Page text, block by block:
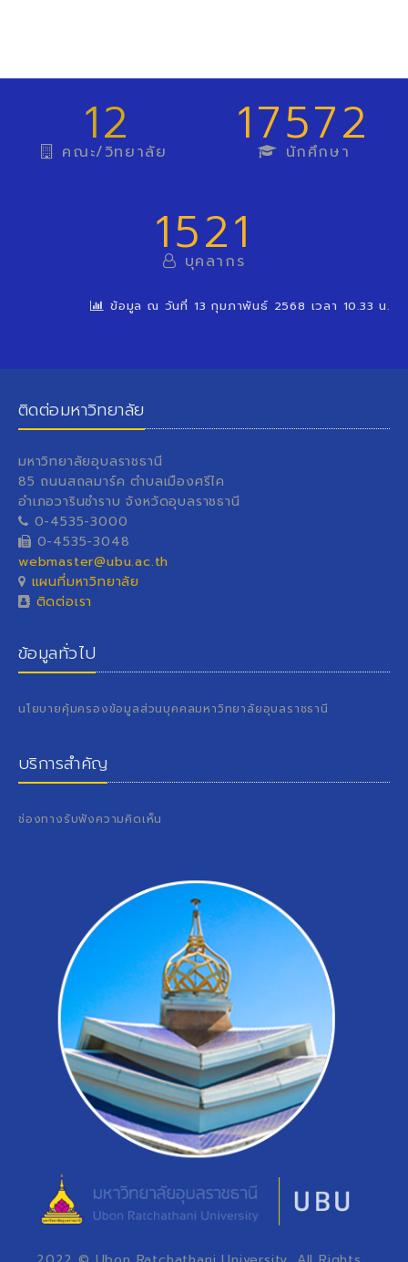
12
คณะ/วิทยาลัย 17572
นักศึกษา
1521
บุคลากร
ข้อมูล ณ วันที่ 13 กุมภาพันธ์ 2568 เวลา 10.33 น.
ติดต่อมหาวิทยาลัย
มหาวิทยาลัยอุบลราชธานี
85 ถนนสถลมาร์ค ตำบลเมืองศรีไค
อำเภอวารินชำราบ จังหวัดอุบลราชธานี
0-4535-3000
0-4535-3048
webmaster@ubu.ac.th
แผนที่มหาวิทยาลัย
ติดต่อเรา
ข้อมูลทั่วไป
นโยบายคุ้มครองข้อมูลส่วนบุคคลมหาวิทยาลัยอุบลราชธานี
บริการสำคัญ
ช่องทางรับฟังความคิดเห็น